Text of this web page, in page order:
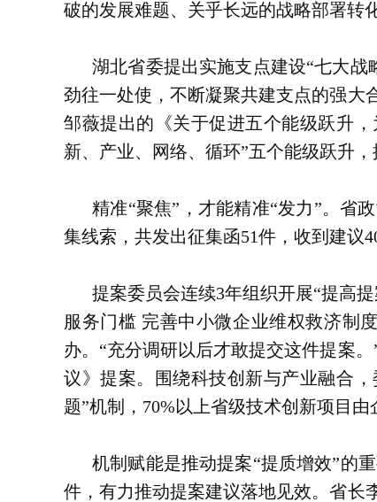
破的发展难题、关乎长远的战略部署转
湖北省委提出实施支点建设“七大战
劲往一处使，不断凝聚共建支点的强大
邹薇提出的《关于促进五个能级跃升
新、产业、网络、循环”五个能级跃升
精准“聚焦”，才能精准“发力”。省
集线索，共发出征集函51件，收到建议
提案委员会连续3年组织开展“提高
服务门槛 完善中小微企业维权救济制
办。“充分调研以后才敢提交这件提案
议》提案。围绕科技创新与产业融合
题”机制，70%以上省级技术创新项目由
机制赋能是推动提案“提质增效”的
件，有力推动提案建议落地见效。省长